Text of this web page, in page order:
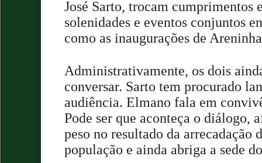
José Sarto, trocam cumprimentos
solenidades e eventos conjuntos
como as inaugurações de
Administrativamente, os dois
conversar. Sarto tem procurado
audiência. Elmano fala em
Pode ser que aconteça o diálogo,
peso no resultado da arrecadação
população e ainda abriga a sede